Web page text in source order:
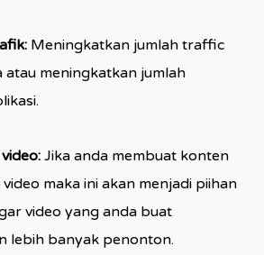
Meningkatkan jumlah traffic
atau meningkatkan jumlah
Jika anda membuat konten
maka ini akan menjadi piihan
video yang anda buat
lebih banyak penonton.